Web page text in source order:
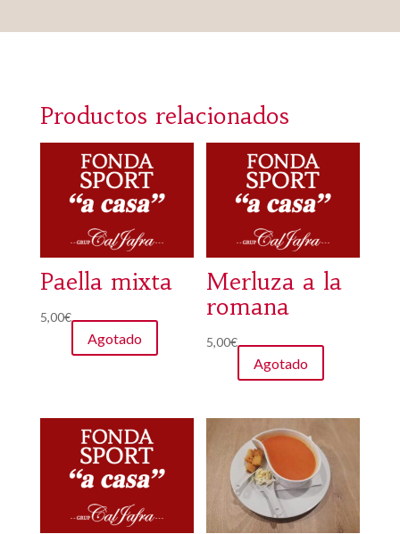
Productos relacionados
Paella mixta
5,00€
Agotado
Merluza a la
romana
5,00€
Agotado